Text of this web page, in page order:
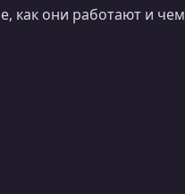
как они работают и чем